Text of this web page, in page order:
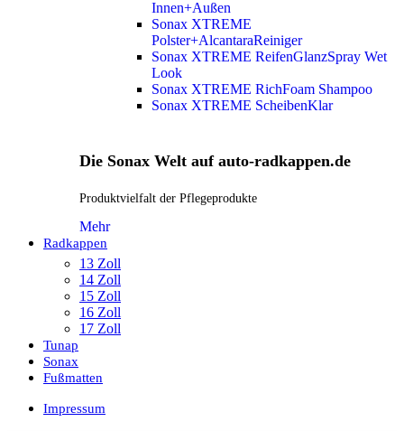
Innen+Außen
Sonax XTREME
Polster+AlcantaraReiniger
Sonax XTREME ReifenGlanzSpray Wet
Look
Sonax XTREME RichFoam Shampoo
Sonax XTREME ScheibenKlar
Die Sonax Welt auf auto-radkappen.de
Produktvielfalt der Pflegeprodukte
Mehr
Radkappen
13 Zoll
14 Zoll
15 Zoll
16 Zoll
17 Zoll
Tunap
Sonax
Fußmatten
Impressum